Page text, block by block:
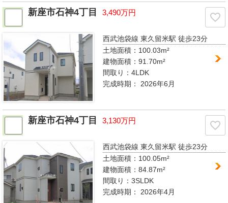
新座市石神4丁目 3,490万円
西武池袋線 東久留米駅徒歩23分
土地面積：100.03m²
建物面積：91.70m²
間取り：4LDK
完成時期：2026年6月
新座市石神4丁目 3,130万円
西武池袋線 東久留米駅徒歩23分
土地面積：100.05m²
建物面積：84.87m²
間取り：3SLDK
完成時期： 2026年4月